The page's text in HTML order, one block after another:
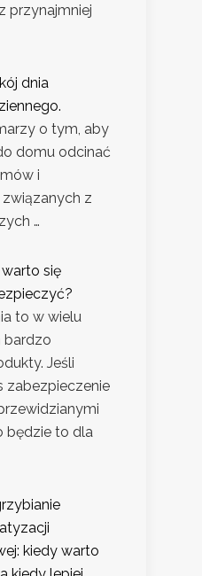
przynajmniej
dnia
o tym, aby
domu odcinać
i
z
…
się
to w wielu
bardzo
Jeśli
zabezpieczenie
będzie to dla
kiedy warto